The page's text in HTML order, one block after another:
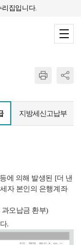
집입니다.
지방세신고납부
에 의해 발생된 [더 낸
자 본인의 은행계좌
오납금 환부)
.